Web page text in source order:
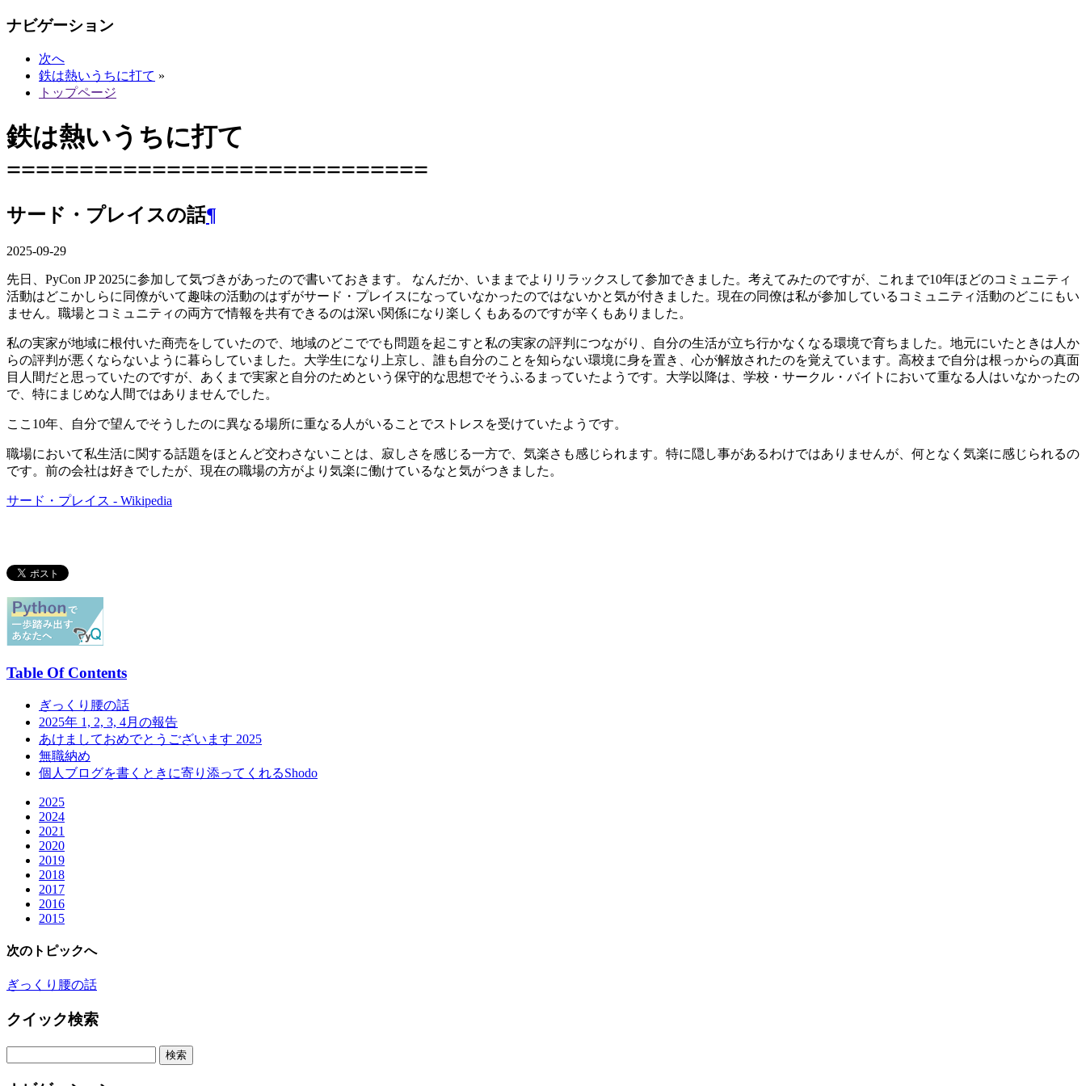
ナビゲーション
次へ
鉄は熱いうちに打て »
トップページ
鉄は熱いうちに打て
=============================
サード・プレイスの話¶
2025-09-29
先日、PyCon JP 2025に参加して気づきがあったので書いておきます。 なんだか、いままでよりリラックスして参加できました。考えてみたのですが、これまで10年ほどのコミュニティ
活動はどこかしらに同僚がいて趣味の活動のはずがサード・プレイスになっていなかったのではないかと気が付きました。現在の同僚は私が参加しているコミュニティ活動のどこにもい
ません。職場とコミュニティの両方で情報を共有できるのは深い関係になり楽しくもあるのですが辛くもありました。
私の実家が地域に根付いた商売をしていたので、地域のどこででも問題を起こすと私の実家の評判につながり、自分の生活が立ち行かなくなる環境で育ちました。地元にいたときは人か
らの評判が悪くならないように暮らしていました。大学生になり上京し、誰も自分のことを知らない環境に身を置き、心が解放されたのを覚えています。高校まで自分は根っからの真面
目人間だと思っていたのですが、あくまで実家と自分のためという保守的な思想でそうふるまっていたようです。大学以降は、学校・サークル・バイトにおいて重なる人はいなかったの
で、特にまじめな人間ではありませんでした。
ここ10年、自分で望んでそうしたのに異なる場所に重なる人がいることでストレスを受けていたようです。
職場において私生活に関する話題をほとんど交わさないことは、寂しさを感じる一方で、気楽さも感じられます。特に隠し事があるわけではありませんが、何となく気楽に感じられるの
です。前の会社は好きでしたが、現在の職場の方がより気楽に働けているなと気がつきました。
サード・プレイス - Wikipedia
Table Of Contents
ぎっくり腰の話
2025年 1, 2, 3, 4月の報告
あけましておめでとうございます 2025
無職納め
個人ブログを書くときに寄り添ってくれるShodo
2025
2024
2021
2020
2019
2018
2017
2016
2015
次のトピックへ
ぎっくり腰の話
クイック検索